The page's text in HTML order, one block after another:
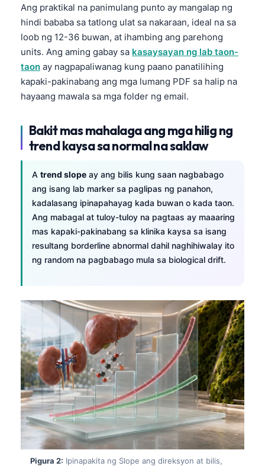
Ang praktikal na panimulang punto ay mangalap ng
hindi bababa sa tatlong ulat sa nakaraan, ideal na sa
loob ng 12-36 buwan, at ihambing ang parehong
units. Ang aming gabay sa kasaysayan ng lab taon-
taon ay nagpapaliwanag kung paano panatilihing
kapaki-pakinabang ang mga lumang PDF sa halip na
hayaang mawala sa mga folder ng email.
Bakit mas mahalaga ang mga hilig ng
trend kaysa sa normal na saklaw
A trend slope ay ang bilis kung saan nagbabago
ang isang lab marker sa paglipas ng panahon,
kadalasang ipinapahayag kada buwan o kada taon.
Ang mabagal at tuloy-tuloy na pagtaas ay maaaring
mas kapaki-pakinabang sa klinika kaysa sa isang
resultang borderline abnormal dahil naghihiwalay ito
ng random na pagbabago mula sa biological drift.
Pigura 2: Ipinapakita ng Slope ang direksyon at bilis,